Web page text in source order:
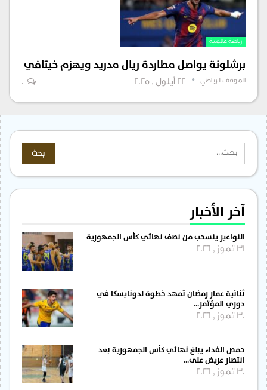
رياضة عالمية
برشلونة يواصل مطاردة ريال مدريد ويهزم خيتافي
الموقف الرياضي 22 أيلول , 2025 0
آخر الأخبار
النواعير ينسحب من نصف نهائي كأس الجمهورية
31 تموز , 2026
ثنائية عمار رمضان تمهد خطوة لدونايسكا في
دوري المؤتمر…
30 تموز , 2026
حمص الفداء يبلغ نهائي كأس الجمهورية بعد
انتصار عريض على…
30 تموز , 2026